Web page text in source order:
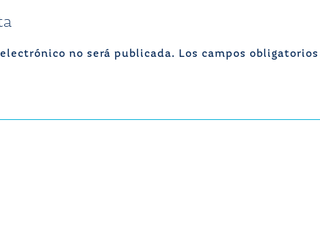
no será publicada.
Los campos obligatorios